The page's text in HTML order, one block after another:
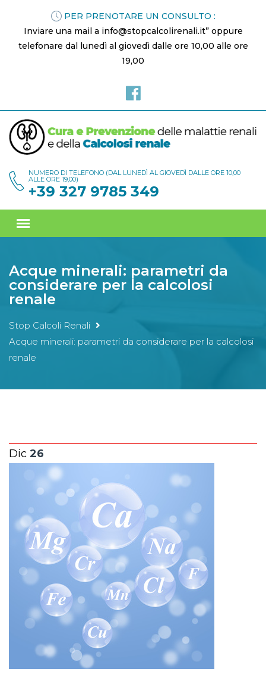
PER PRENOTARE UN CONSULTO :
Inviare una mail a info@stopcalcolirenali.it” oppure
telefonare dal lunedì al giovedì dalle ore 10,00 alle ore
19,00
NUMERO DI TELEFONO (DAL LUNEDÌ AL GIOVEDÌ DALLE ORE 10,00
ALLE ORE 19,00)
+39 327 9785 349
Acque minerali: parametri da
considerare per la calcolosi
renale
Stop Calcoli Renali
Acque minerali: parametri da considerare per la calcolosi
renale
Dic 26